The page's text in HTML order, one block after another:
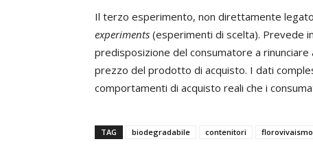
Il terzo esperimento, non direttamente legato
experiments (esperimenti di scelta). Prevede
predisposizione del consumatore a
prezzo del prodotto di acquisto. I dati
comportamenti di acquisto reali che i
TAG biodegradabile contenitori florovivaismo